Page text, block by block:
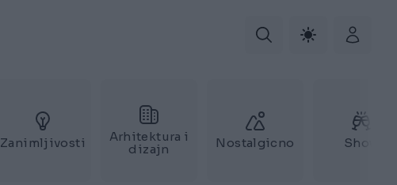
Zanimljivosti
Arhitektura i
dizajn
Nostalgicno Show